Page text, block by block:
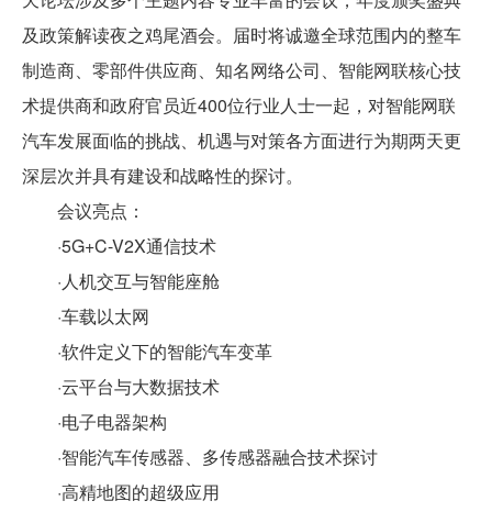
及政策解读夜之鸡尾酒会。届时将诚邀全球范围内的整车
制造商、零部件供应商、知名网络公司、智能网联核心技
术提供商和政府官员近400位行业人士一起，对智能网联
汽车发展面临的挑战、机遇与对策各方面进行为期两天更
深层次并具有建设和战略性的探讨。
会议亮点：
·5G+C-V2X通信技术
·人机交互与智能座舱
·车载以太网
·软件定义下的智能汽车变革
·云平台与大数据技术
·电子电器架构
·智能汽车传感器、多传感器融合技术探讨
·高精地图的超级应用